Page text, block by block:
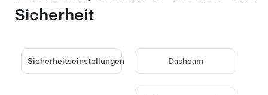
Sicherheit
Sicherheitseinstellungen Dashcam